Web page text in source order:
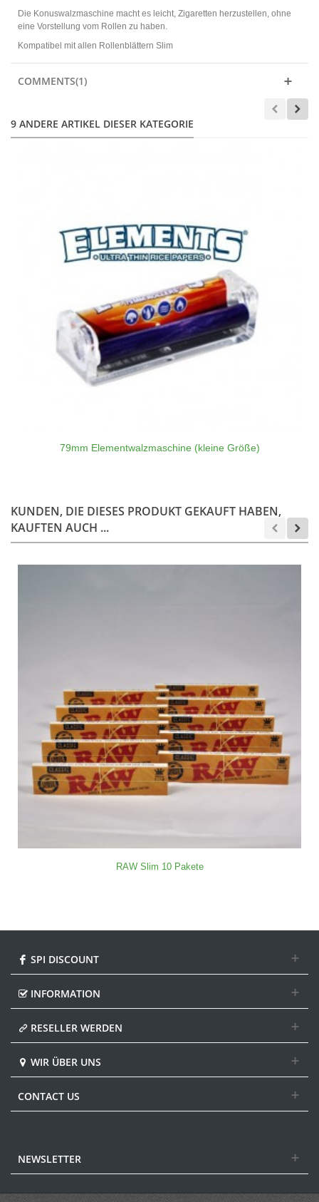
Die Konuswalzmaschine macht es leicht, Zigaretten herzustellen, ohne
eine Vorstellung vom Rollen zu haben.
Kompatibel mit allen Rollenblättern Slim
COMMENTS(1)
9 ANDERE ARTIKEL DIESER KATEGORIE
79mm Elementwalzmaschine (kleine Größe)
KUNDEN, DIE DIESES PRODUKT GEKAUFT HABEN,
KAUFTEN AUCH ...
RAW Slim 10 Pakete
SPI DISCOUNT
INFORMATION
RESELLER WERDEN
WIR ÜBER UNS
CONTACT US
NEWSLETTER